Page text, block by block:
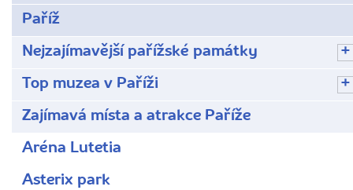
Paříž
Nejzajímavější pařížské památky
Top muzea v Paříži
Zajímavá místa a atrakce Paříže
Aréna Lutetia
Asterix park